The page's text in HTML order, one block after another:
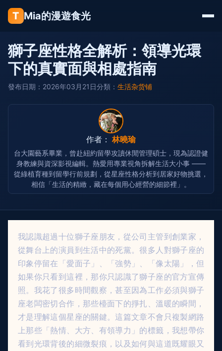
T Mia的漫遊食光
獅子座性格全解析：領導光環
下的真實面與相處指南
發布日期：2026年03月21日分類： 生活杂货铺
作者：林曉瑜
台大園藝系畢業，曾赴紐約留學攻讀休閒管理碩士，現為認證健
身教練與資深影視編輯。熱愛用專業視角拆解生活大小事 ——
從綠植育種到留學行前規劃，從星座性格分析到居家好物挑選，
相信「生活的精緻，藏在每個用心經營的細節裡」。
我認識超過十位獅子座朋友，從公司主管到創業家，
從舞台上的演員到生活中的死黨。很多人對獅子座的
印象停留在「愛面子」、「強勢」、「像太陽」，但
如果你只看到這裡，那你只認識了獅子座的官方宣傳
照。我花了很多時間觀察，甚至因為工作必須與獅子
座老闆密切合作，那些檯面下的掙扎、溫暖的瞬間，
才是理解這個星座的關鍵。這篇文章不會只複製網路
上那些「熱情、大方、有領導力」的標籤，我想帶你
看到光環背後的細微裂痕，以及如何與這道既耀眼又